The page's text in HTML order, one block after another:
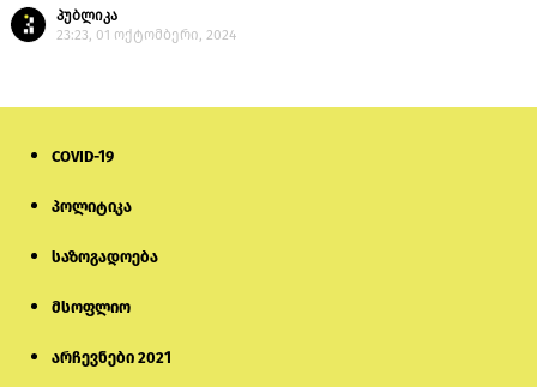
პუბლიკა
23:23, 01 ოქტომბერი, 2024
COVID-19
პოლიტიკა
საზოგადოება
მსოფლიო
არჩევნები 2021